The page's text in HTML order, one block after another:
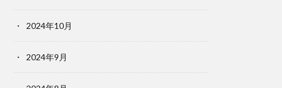
2024年10月
2024年9月